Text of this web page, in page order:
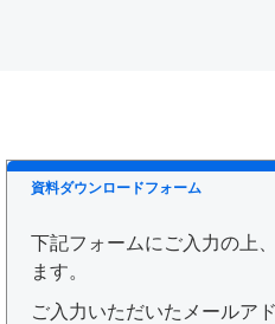
資料ダウンロードフォーム
下記フォームにご入力の上
ます。
ご入力いただいたメールア